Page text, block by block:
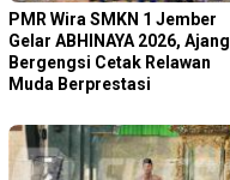
PMR Wira SMKN 1 Jember
Gelar ABHINAYA 2026, Ajang
Bergengsi Cetak Relawan
Muda Berprestasi